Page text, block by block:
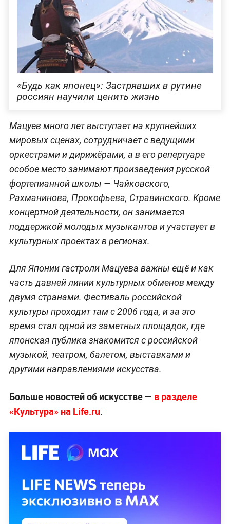
«Будь как японец»: Застрявших в рутине
россиян научили ценить жизнь
Мацуев много лет выступает на крупнейших
мировых сценах, сотрудничает с ведущими
оркестрами и дирижёрами, а в его репертуаре
особое место занимают произведения русской
фортепианной школы — Чайковского,
Рахманинова, Прокофьева, Стравинского. Кроме
концертной деятельности, он занимается
поддержкой молодых музыкантов и участвует в
культурных проектах в регионах.
Для Японии гастроли Мацуева важны ещё и как
часть давней линии культурных обменов между
двумя странами. Фестиваль российской
культуры проходит там с 2006 года, и за это
время стал одной из заметных площадок, где
японская публика знакомится с российской
музыкой, театром, балетом, выставками и
другими направлениями искусства.
Больше новостей об искусстве — в разделе
«Культура» на Life.ru.